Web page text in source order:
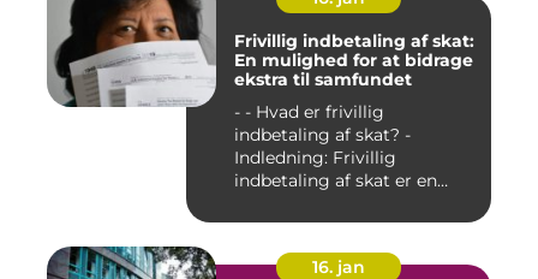
Frivillig indbetaling af skat:
En mulighed for at bidrage
ekstra til samfundet
- - Hvad er frivillig
indbetaling af skat? -
Indledning: Frivillig
indbetaling af skat er en
16. jan